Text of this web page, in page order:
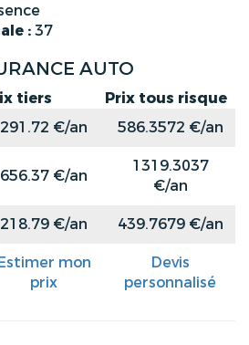
:37
AUTO
tiers
Prix tous risque
291.72 €/an
586.3572 €/an
656.37 €/an
1319.3037
€/an
218.79 €/an 439.7679 €/an
mon
prix
Devis
personnalisé